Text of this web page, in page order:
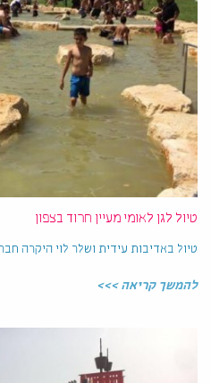
טיול לגן לאומי מעיין חרוד בצפון
טיול באדיבות עידית ושלר לוי היקרה
להמשך קריאה >>>